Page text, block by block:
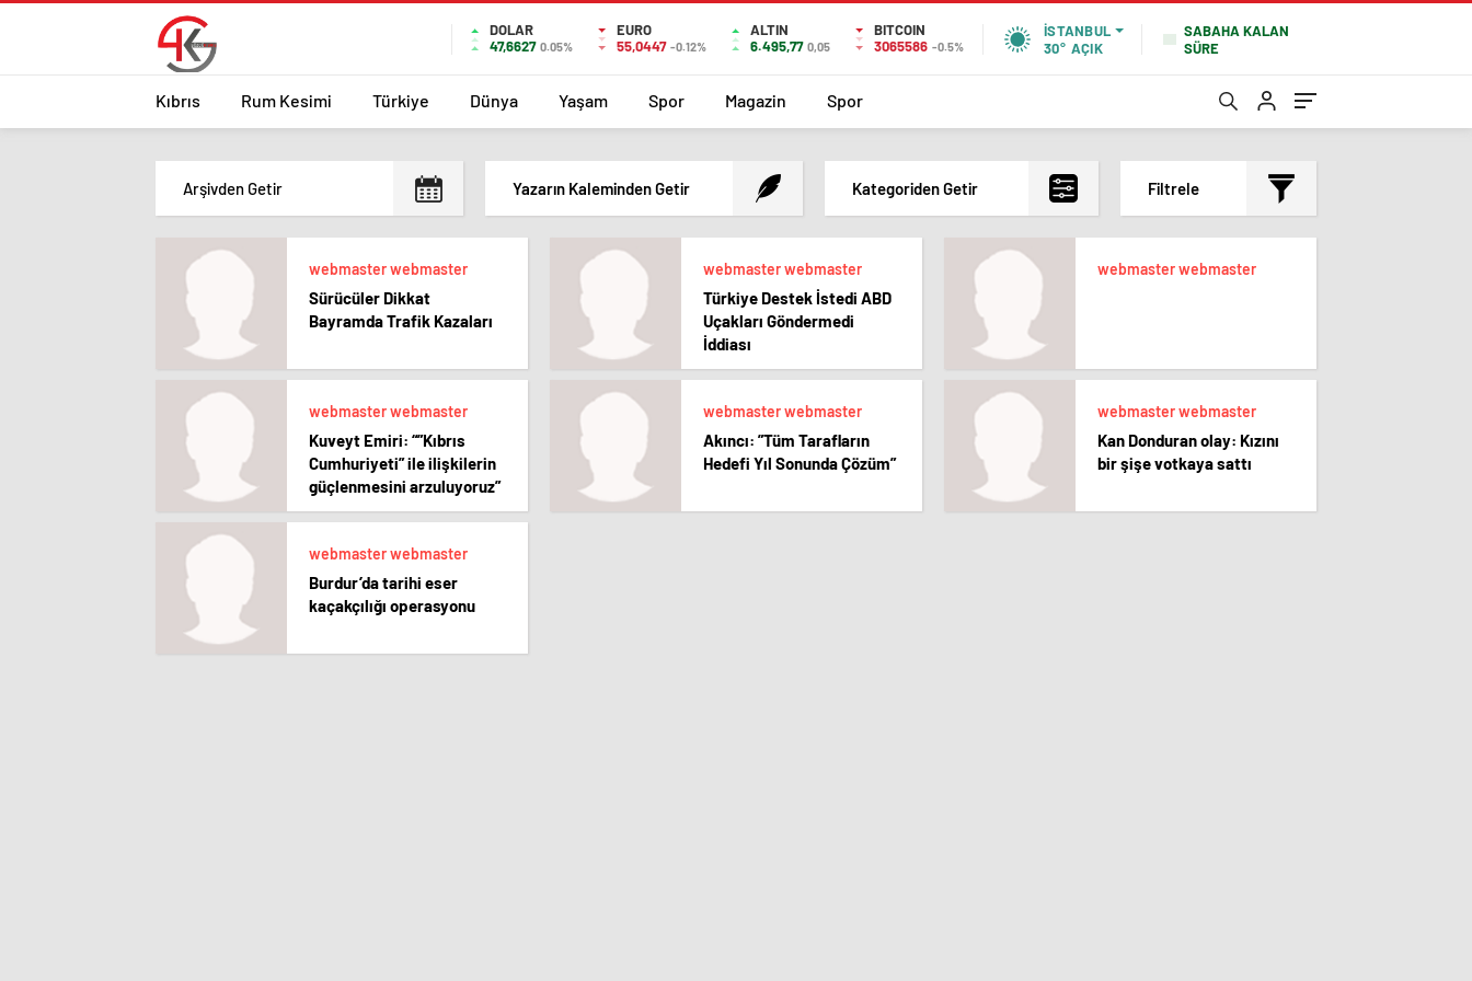
DOLAR
47,6627 0.05%
EURO
55,0447 -0.12%
ALTIN
6.495,77 0,05
BITCOIN
3065586 -0.5%
İSTANBUL
30° AÇIK
SABAHA KALAN
SÜRE
Kıbrıs Rum Kesimi Türkiye Dünya Yaşam Spor Magazin Spor
Yazarın Kaleminden Getir Kategoriden Getir Filtrele
En çok okunanlar
En az okunanlar
En eskiler
webmaster webmaster
Sürücüler Dikkat
Bayramda Trafik Kazaları
webmaster webmaster
Türkiye Destek İstedi ABD
Uçakları Göndermedi
İddiası
webmaster webmaster
webmaster webmaster
Kuveyt Emiri: “”Kıbrıs
Cumhuriyeti” ile ilişkilerin
güçlenmesini arzuluyoruz”
webmaster webmaster
Akıncı: ”Tüm Tarafların
Hedefi Yıl Sonunda Çözüm”
webmaster webmaster
Kan Donduran olay: Kızını
bir şişe votkaya sattı
webmaster webmaster
Burdur’da tarihi eser
kaçakçılığı operasyonu